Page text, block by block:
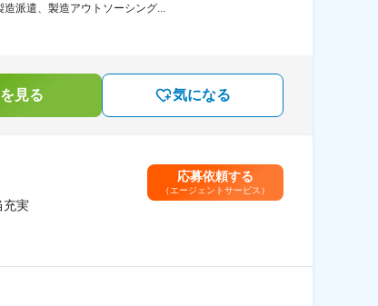
派遣、製造アウトソーシング...
見る 気になる
充実
応募依頼する
（エージェントサービス）